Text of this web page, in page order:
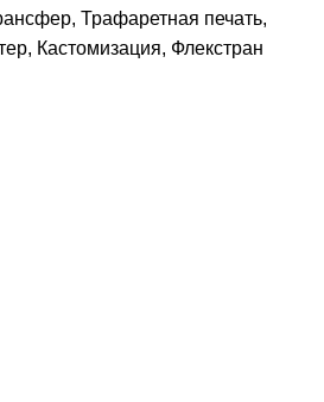
Трафаретная печать,
Кастомизация, Флекстран